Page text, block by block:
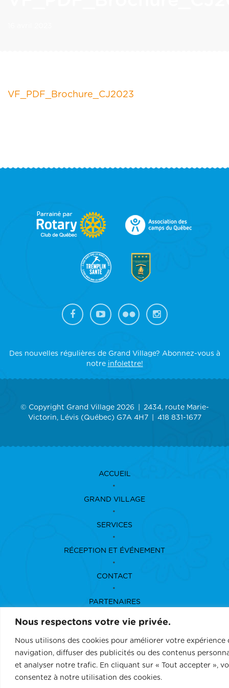
Nous respectons votre vie privée.
Nous utilisons des cookies pour améliorer votre expérience
navigation, diffuser des publicités ou des contenus
et analyser notre trafic. En cliquant sur « Tout accepter »,
consentez à notre utilisation des cookies.
VF_PDF_Brochure_CJ2023
FOOTER
SIDEBAR
Des nouvelles régulières de Grand Village? Abonnez-vous à
notre infolettre!
© Copyright Grand Village 2026
2434, route Marie-
Victorin, Lévis (Québec) G7A 4H7
418 831-1677
ACCUEIL
GRAND VILLAGE
SERVICES
RÉCEPTION ET ÉVÉNEMENT
CONTACT
PARTENAIRES